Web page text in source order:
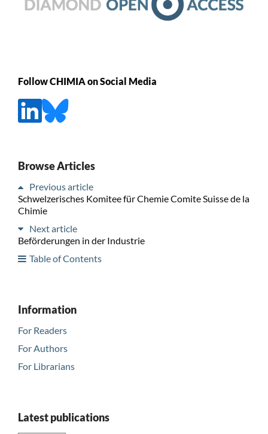
Follow CHIMIA on Social Media
Browse Articles
Previous article
Schwelzerisches Komitee für Chemie Comite Suisse de la
Chimie
Next article
Beförderungen in der Industrie
Table of Contents
Information
For Readers
For Authors
For Librarians
Latest publications